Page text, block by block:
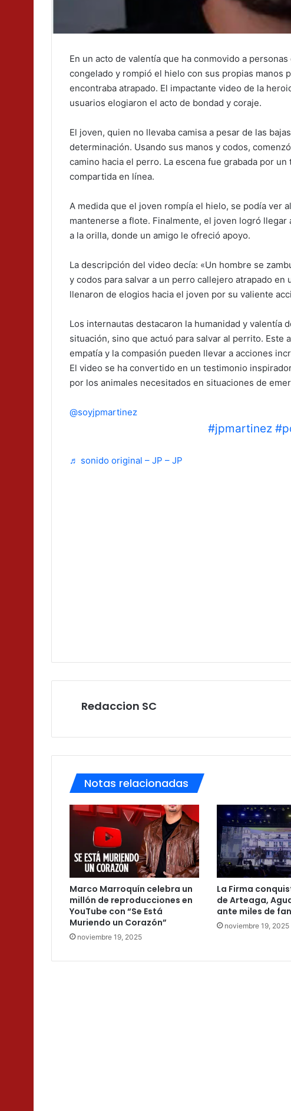
En un acto de valentía que ha conmovido a
congelado y rompió el hielo con sus propias manos
encontraba atrapado. El impactante video de la
usuarios elogiaron el acto de bondad y coraje.
El joven, quien no llevaba camisa a pesar de las
determinación. Usando sus manos y codos,
camino hacia el perro. La escena fue grabada por
compartida en línea.
A medida que el joven rompía el hielo, se podía ver
mantenerse a flote. Finalmente, el joven logró
a la orilla, donde un amigo le ofreció apoyo.
La descripción del video decía: «Un hombre se
y codos para salvar a un perro callejero atrapado en
llenaron de elogios hacia el joven por su valiente
Los internautas destacaron la humanidad y valentía
situación, sino que actuó para salvar al perrito.
empatía y la compasión pueden llevar a acciones
El video se ha convertido en un testimonio
por los animales necesitados en situaciones de
@soyjpmartinez
#jpmartinez
♬ sonido original – JP – JP
Redaccion SC
Notas relacionadas
Marco Marroquín celebra un
millón de reproducciones en
YouTube con “Se Está
Muriendo un Corazón”
noviembre 19, 2025
La Firma
de Arteaga,
ante miles de
noviembre 19, 2025